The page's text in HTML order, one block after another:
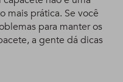
mais prática. Se você
para manter os
a gente dá dicas